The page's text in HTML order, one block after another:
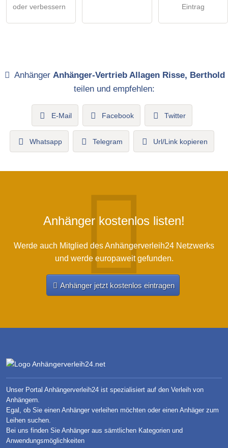
oder verbessern
Eintrag
Anhänger Anhänger-Vertrieb Allagen Risse, Berthold
teilen und empfehlen:
E-Mail Facebook Twitter
Whatsapp Telegram Url/Link kopieren
Anhänger kostenlos listen!
Werde auch Mitglied des Anhängerverleih24 Netzwerks
und werde europaweit gefunden.
Anhänger jetzt kostenlos eintragen
Unser Portal Anhängerverleih24 ist spezialisiert auf den Verleih von
Anhängern.
Egal, ob Sie einen Anhänger verleihen möchten oder einen Anhäger zum
Leihen suchen.
Bei uns finden Sie Anhänger aus sämtlichen Kategorien und
Anwendungsmöglichkeiten